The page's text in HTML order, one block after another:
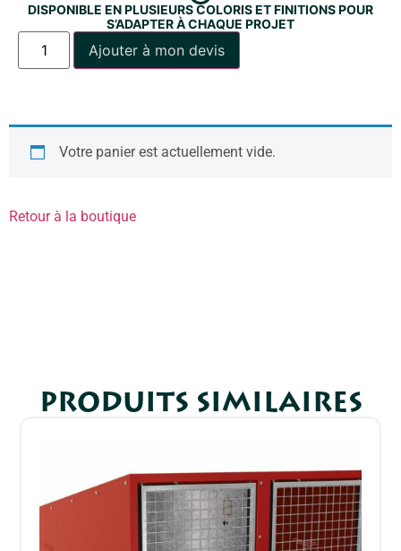
DISPONIBLE EN PLUSIEURS COLORIS ET FINITIONS POUR
S’ADAPTER À CHAQUE PROJET
Ajouter à mon devis
Votre panier est actuellement vide.
Retour à la boutique
PRODUITS SIMILAIRES